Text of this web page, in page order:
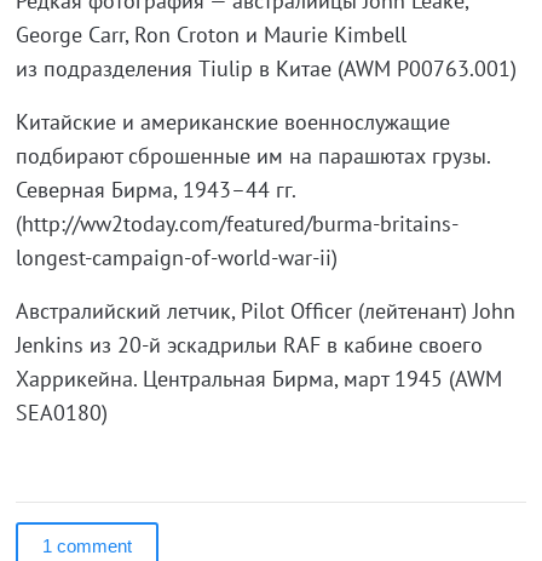
George Carr, Ron Croton и Maurie Kimbell
из подразделения Tiulip в Китае (AWM P00763.001)
Китайские и американские военнослужащие
подбирают сброшенные им на парашютах грузы.
Северная Бирма, 1943–44 гг.
(http://ww2today.com/featured/burma-britains-
longest-campaign-of-world-war-ii)
Австралийский летчик, Pilot Officer (лейтенант) John
Jenkins из 20-й эскадрильи RAF в кабине своего
Харрикейна. Центральная Бирма, март 1945 (AWM
SEA0180)
1 comment